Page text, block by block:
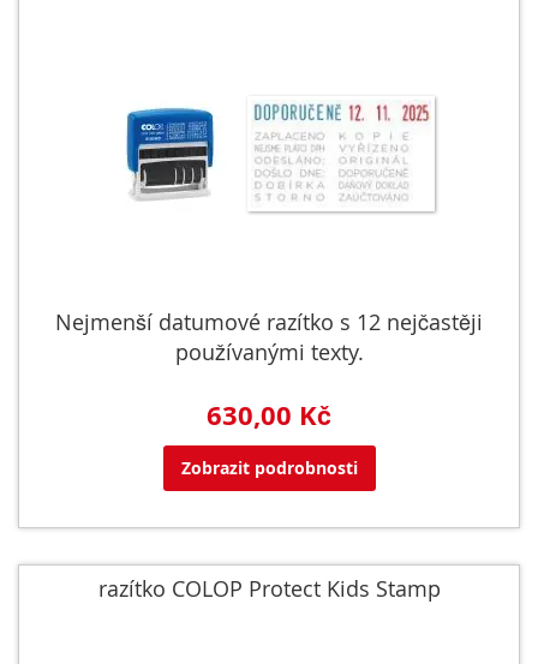
Nejmenší datumové razítko s 12 nejčastěji
používanými texty.
630,00 Kč
Zobrazit podrobnosti
razítko COLOP Protect Kids Stamp